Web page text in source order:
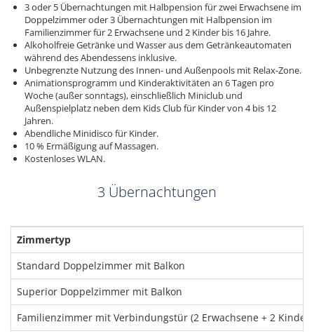
3 oder 5 Übernachtungen mit Halbpension für zwei Erwachsene im
Doppelzimmer oder 3 Übernachtungen mit Halbpension im
Familienzimmer für 2 Erwachsene und 2 Kinder bis 16 Jahre.
Alkoholfreie Getränke und Wasser aus dem Getränkeautomaten
während des Abendessens inklusive.
Unbegrenzte Nutzung des Innen- und Außenpools mit Relax-Zone.
Animationsprogramm und Kinderaktivitäten an 6 Tagen pro
Woche (außer sonntags), einschließlich Miniclub und
Außenspielplatz neben dem Kids Club für Kinder von 4 bis 12
Jahren.
Abendliche Minidisco für Kinder.
10 % Ermäßigung auf Massagen.
Kostenloses WLAN.
3 Übernachtungen
Zimmertyp
Standard Doppelzimmer mit Balkon
Superior Doppelzimmer mit Balkon
Familienzimmer mit Verbindungstür (2 Erwachsene + 2 Kinder